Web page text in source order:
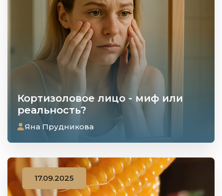
Кортизоловое лицо - миф или
реальность?
Яна Прудникова
17.09.2025